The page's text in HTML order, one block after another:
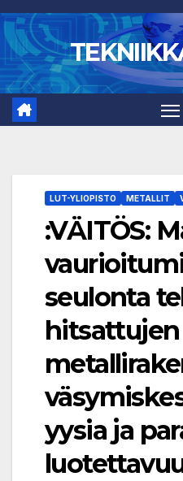
Skip
to
content
LUT-YLIOPISTO METALLIT
:VÄITÖS:
seulonta
hitsattujen
yysia ja